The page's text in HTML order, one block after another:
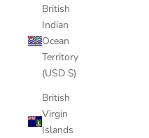
British
Indian
Ocean
Territory
(USD $)
British
Virgin
Islands